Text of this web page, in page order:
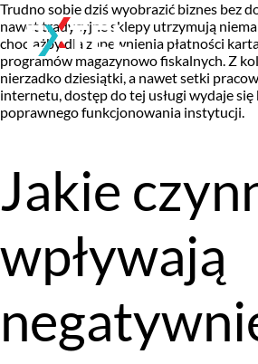
Trudno sobie dziś wyobrazić biznes bez
nawet tradycyjne sklepy utrzymują niemal
chociażby dla zapewnienia płatności
programów magazynowo fiskalnych. Z
nierzadko dziesiątki, a nawet setki
internetu, dostęp do tej usługi wydaje
poprawnego funkcjonowania instytucji.
Jakie
wpływają